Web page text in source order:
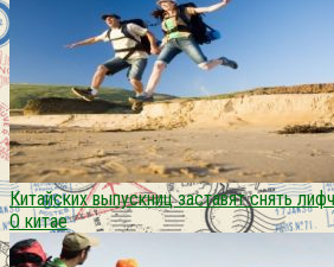
Китайских выпускниц заставят снять
О китае